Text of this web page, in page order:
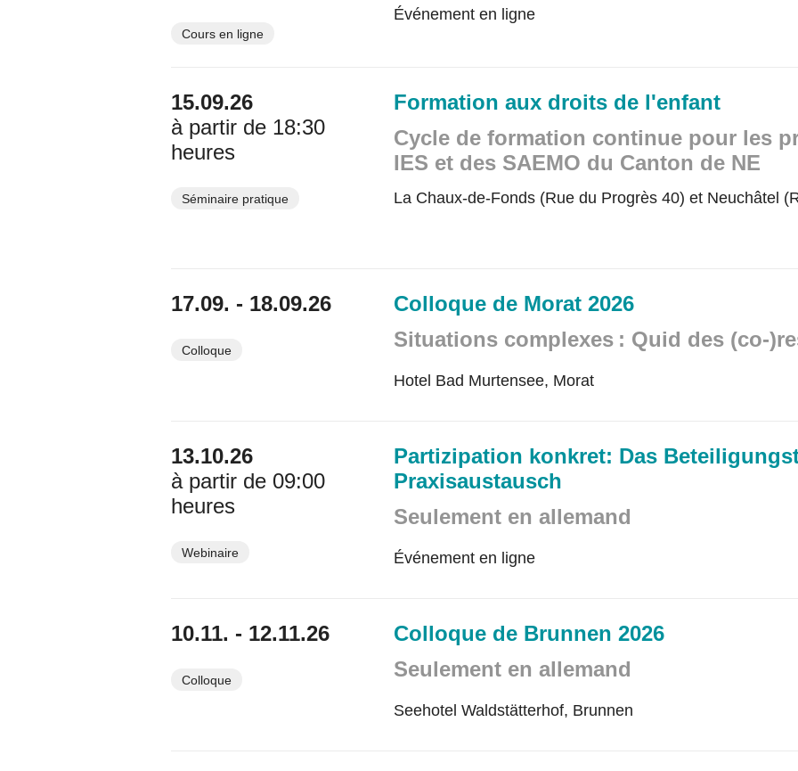
Cours en ligne
Événement en ligne
15.09.26
à partir de 18:30
heures
Séminaire pratique
Formation aux droits de l'enfant
Cycle de formation continue pour les
IES et des SAEMO du Canton de NE
La Chaux-de-Fonds (Rue du Progrès 40) et Neuchâtel
17.09. - 18.09.26
Colloque
Colloque de Morat 2026
Situations complexes : Quid des (co-
Hotel Bad Murtensee, Morat
13.10.26
à partir de 09:00
heures
Webinaire
Partizipation konkret: Das
Praxisaustausch
Seulement en allemand
Événement en ligne
10.11. - 12.11.26
Colloque
Colloque de Brunnen 2026
Seulement en allemand
Seehotel Waldstätterhof, Brunnen